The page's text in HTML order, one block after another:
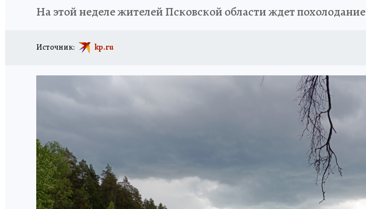
На этой неделе жителей Псковской области ждет похолодание
Источник: kp.ru